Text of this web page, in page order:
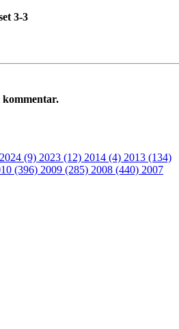
3-3
2024 (9) 2023 (12) 2014 (4) 2013 (134)
(396) 2009 (285) 2008 (440) 2007